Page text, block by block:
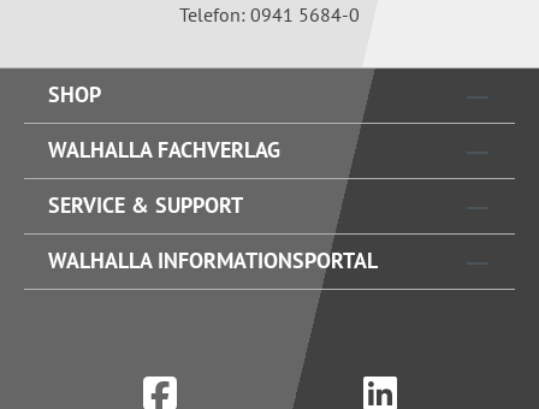
Telefon: 0941 5684-0
SHOP
WALHALLA FACHVERLAG
SERVICE & SUPPORT
WALHALLA INFORMATIONSPORTAL